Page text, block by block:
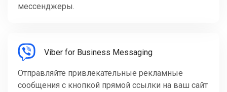
мессенджеры.
Viber for Business Messaging
Отправляйте привлекательные рекламные
сообщения с кнопкой прямой ссылки на ваш сайт